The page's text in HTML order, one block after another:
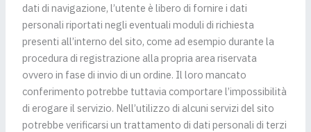
dati di navigazione, l’utente è libero di fornire i dati
personali riportati negli eventuali moduli di richiesta
presenti all’interno del sito, come ad esempio durante la
procedura di registrazione alla propria area riservata
ovvero in fase di invio di un ordine. Il loro mancato
conferimento potrebbe tuttavia comportare l’impossibilità
di erogare il servizio. Nell’utilizzo di alcuni servizi del sito
potrebbe verificarsi un trattamento di dati personali di terzi